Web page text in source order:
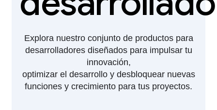
Explora nuestro conjunto de productos para
desarrolladores diseñados para impulsar tu
innovación,
optimizar el desarrollo y desbloquear nuevas
funciones y crecimiento para tus proyectos.